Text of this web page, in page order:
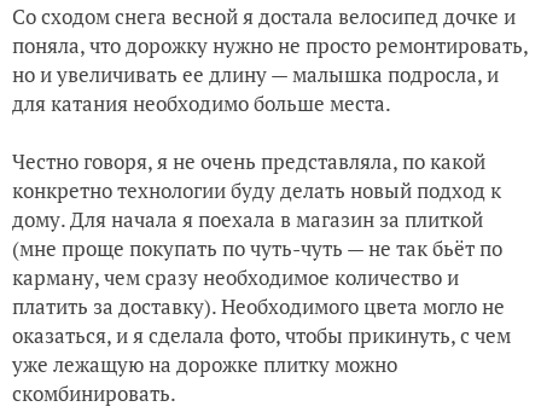
Со сходом снега весной я достала велосипед дочке и
поняла, что дорожку нужно не просто ремонтировать,
но и увеличивать ее длину — малышка подросла, и
для катания необходимо больше места.
Честно говоря, я не очень представляла, по какой
конкретно технологии буду делать новый подход к
дому. Для начала я поехала в магазин за плиткой
(мне проще покупать по чуть-чуть — не так бьёт по
карману, чем сразу необходимое количество и
платить за доставку). Необходимого цвета могло не
оказаться, и я сделала фото, чтобы прикинуть, с чем
уже лежащую на дорожке плитку можно
скомбинировать.